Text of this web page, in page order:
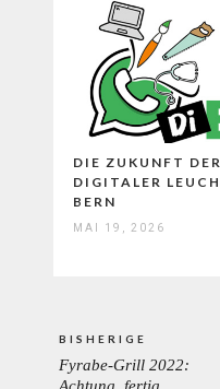
DIE ZUKUNFT
DIGITALER
BERN
MAI 19, 2026
BISHERIGE
PREVIOUS
Fyrabe-Grill 2022:
Achtung, fertig,